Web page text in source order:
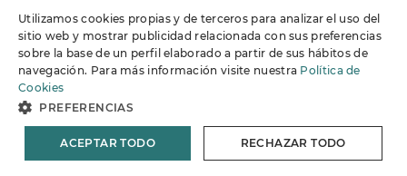
Información
Soporte
© 2026 Joieria Grau.España. Todos los derechos reservados.
Utilizamos cookies propias y de terceros para analizar el uso del
sitio web y mostrar publicidad relacionada con sus preferencias
sobre la base de un perfil elaborado a partir de sus hábitos de
navegación. Para más información visite nuestra Política de
Cookies
PREFERENCIAS
ACEPTAR TODO RECHAZAR TODO